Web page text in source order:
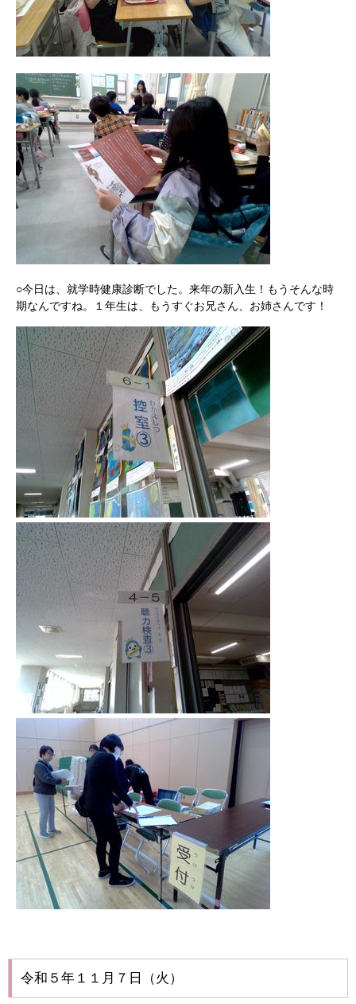
○今日は、就学時健康診断でした。来年の新入生！もうそんな時
期なんですね。１年生は、もうすぐお兄さん、お姉さんです！
令和５年１１月７日（火）